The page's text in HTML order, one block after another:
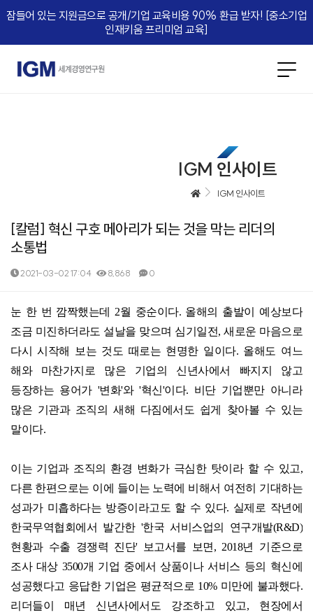
잠들어 있는 지원금으로 공개/기업 교육비용 90% 환급 받자! [중소기업
인재키움 프리미엄 교육]​
IGM 인사이트
IGM 인사이트
[칼럼] 혁신 구호 메아리가 되는 것을 막는 리더의
소통법
2021-03-02 17:04 8,868 0
본문
눈 한 번 깜짝했는데 2월 중순이다. 올해의 출발이 예상보다
조금 미진하더라도 설날을 맞으며 심기일전, 새로운 마음으로
다시 시작해 보는 것도 때로는 현명한 일이다. 올해도 여느
해와 마찬가지로 많은 기업의 신년사에서 빠지지 않고
등장하는 용어가 '변화'와 '혁신'이다. 비단 기업뿐만 아니라
많은 기관과 조직의 새해 다짐에서도 쉽게 찾아볼 수 있는
말이다.
이는 기업과 조직의 환경 변화가 극심한 탓이라 할 수 있고,
다른 한편으로는 이에 들이는 노력에 비해서 여전히 기대하는
성과가 미흡하다는 방증이라고도 할 수 있다. 실제로 작년에
한국무역협회에서 발간한 '한국 서비스업의 연구개발(R&D)
현황과 수출 경쟁력 진단' 보고서를 보면, 2018년 기준으로
조사 대상 3500개 기업 중에서 상품이나 서비스 등의 혁신에
성공했다고 응답한 기업은 평균적으로 10% 미만에 불과했다.
리더들이 매년 신년사에서도 강조하고 있고, 현장에서